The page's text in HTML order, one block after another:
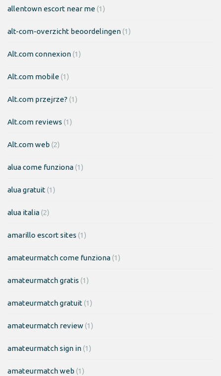
allentown escort near me(1)
alt-com-overzicht beoordelingen(1)
Alt.com connexion(1)
Alt.com mobile(1)
Alt.com przejrze? (1)
Alt.com reviews (1)
Alt.com web (2)
alua come funziona(1)
alua gratuit(1)
alua italia(2)
amarillo escort sites (1)
amateurmatch come funziona(1)
amateurmatch gratis (1)
amateurmatch gratuit(1)
amateurmatch review(1)
amateurmatch sign in(1)
amateurmatch web (1)